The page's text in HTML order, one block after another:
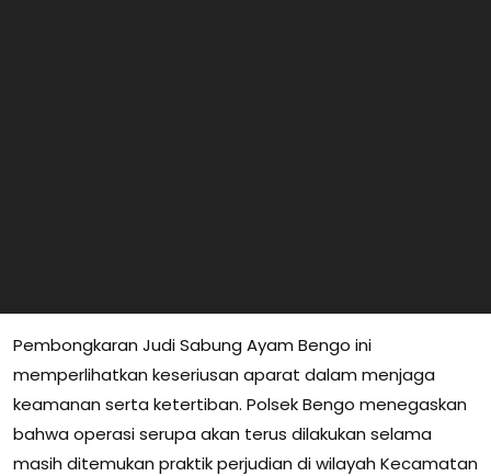
Pembongkaran Judi Sabung Ayam Bengo ini
memperlihatkan keseriusan aparat dalam menjaga
keamanan serta ketertiban. Polsek Bengo menegaskan
bahwa operasi serupa akan terus dilakukan selama
masih ditemukan praktik perjudian di wilayah Kecamatan